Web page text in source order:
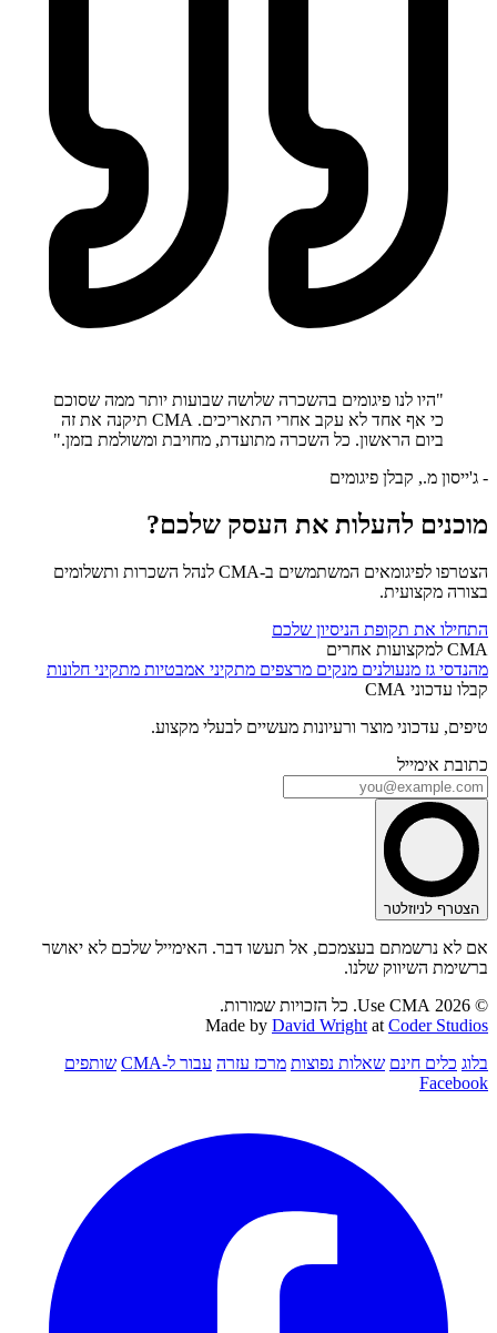
"היו לנו פיגומים בהשכרה שלושה שבועות יותר ממה שסוכם
כי אף אחד לא עקב אחרי התאריכים. CMA תיקנה את זה
ביום הראשון. כל השכרה מתועדת, מחויבת ומשולמת בזמן."
- ג'ייסון מ., קבלן פיגומים
מוכנים להעלות את העסק שלכם?
הצטרפו לפיגומאים המשתמשים ב-CMA לנהל השכרות ותשלומים
בצורה מקצועית.
התחילו את תקופת הניסיון שלכם
CMA למקצועות אחרים
מהנדסי גז מנעולנים מנקים מרצפים מתקיני אמבטיות מתקיני חלונות
קבלו עדכוני CMA
טיפים, עדכוני מוצר ורעיונות מעשיים לבעלי מקצוע.
כתובת אימייל
הצטרף לניוזלטר
אם לא נרשמתם בעצמכם, אל תעשו דבר. האימייל שלכם לא יאושר
ברשימת השיווק שלנו.
© 2026 Use CMA. כל הזכויות שמורות.
Made by David Wright at Coder Studios
בלוג כלים חינם שאלות נפוצות מרכז עזרה עבור ל-CMA
שותפים
Facebook